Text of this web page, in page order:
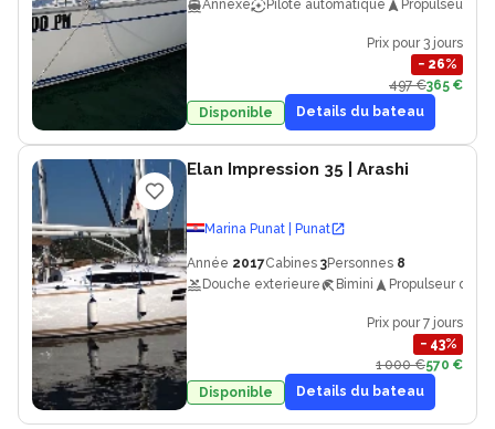
Annexe
Pilote automatique Propulseur
Prix pour 3 jours
− 26%
497 €365 €
Disponible
Details du bateau
Elan Impression 35 | Arashi
Marina Punat | Punat
Année 2017Cabines 3Personnes 8
Douche exterieure
Bimini Propulseur
Prix pour 7 jours
− 43%
1 000 €570 €
Disponible
Details du bateau